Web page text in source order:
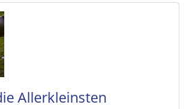
Allerkleinsten